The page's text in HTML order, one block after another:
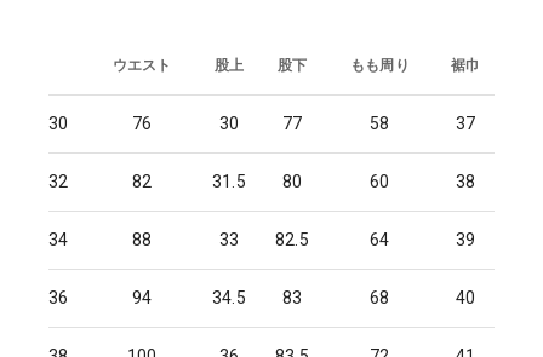
ウエスト 股上 股下 もも周り 裾巾
30 76 30 77 58 37
32 82 31.5 80 60 38
34 88 33 82.5 64 39
36 94 34.5 83 68 40